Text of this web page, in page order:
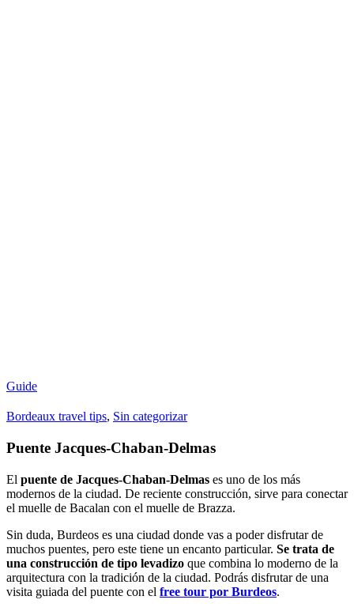
Guide
Bordeaux travel tips, Sin categorizar
Puente Jacques-Chaban-Delmas
El puente de Jacques-Chaban-Delmas es uno de los más
modernos de la ciudad. De reciente construcción, sirve para conectar
el muelle de Bacalan con el muelle de Brazza.
Sin duda, Burdeos es una ciudad donde vas a poder disfrutar de
muchos puentes, pero este tiene un encanto particular. Se trata de
una construcción de tipo levadizo que combina lo moderno de la
arquitectura con la tradición de la ciudad. Podrás disfrutar de una
visita guiada del puente con el free tour por Burdeos.